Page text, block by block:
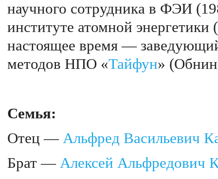
научного сотрудника в ФЭИ
институте атомной
настоящее время —
методов НПО «Тайфун»
Семья:
Отец — Альфред Васильевич
Брат — Алексей Альфредович